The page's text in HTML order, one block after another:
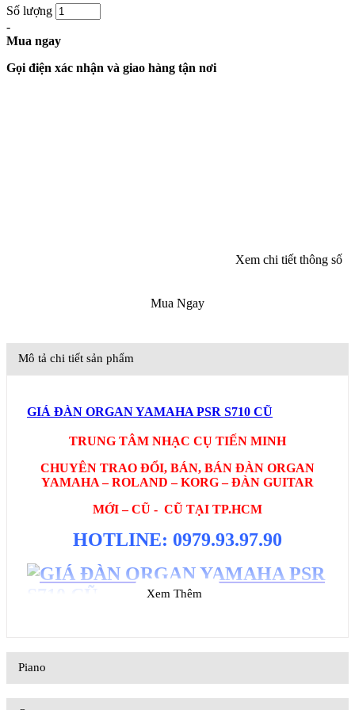
Số lượng
-
Mua ngay
Gọi điện xác nhận và giao hàng tận nơi
Xem chi tiết thông số
Mua Ngay
Mô tả chi tiết sản phẩm
GIÁ ĐÀN ORGAN YAMAHA PSR S710 CŨ
TRUNG TÂM NHẠC CỤ TIẾN MINH
CHUYÊN TRAO ĐỔI, BÁN, BÁN ĐÀN ORGAN
YAMAHA – ROLAND – KORG – ĐÀN GUITAR
MỚI – CŨ - CŨ TẠI TP.HCM
HOTLINE: 0979.93.97.90
Đàn organ Yamaha PSR S710 đại diện cho một bước tiến
cao trong công nghệ bàn phím kỹ thuật
Ngoài một thư viện dữ liệu quy mô, S710 đáng hãnh diện
vì tính năng xử lý âm thanh mạnh mẽ, sống động của trống
Xem Thêm
Piano